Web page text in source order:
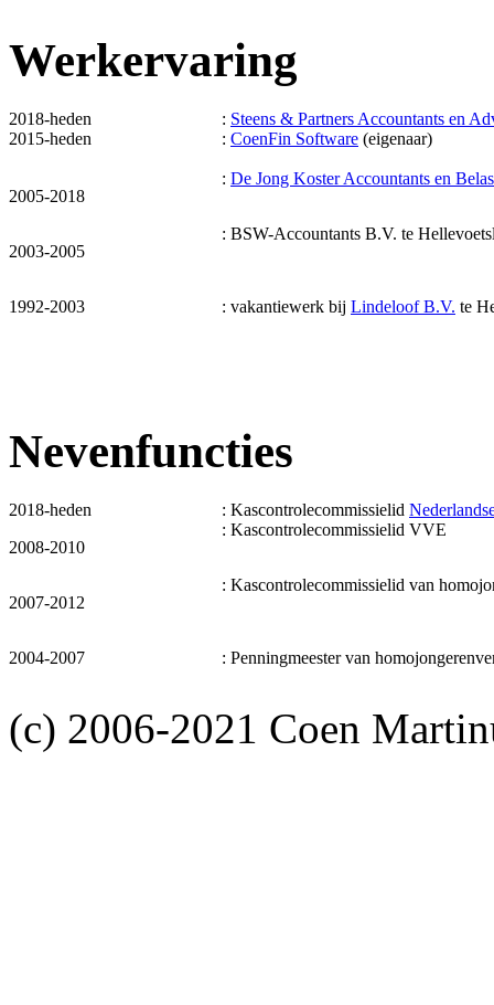
Werkervaring
2018-heden : Steens & Partners Accountants en
2015-heden
: CoenFin Software (eigenaar)
2005-2018
: De Jong Koster Accountants en
2003-2005
: BSW-Accountants B.V. te
1992-2003 : vakantiewerk bij Lindeloof B.V. te
Nevenfuncties
2018-heden : Kascontrolecommissielid
2008-2010
: Kascontrolecommissielid VVE
2007-2012
: Kascontrolecommissielid van
2004-2007 : Penningmeester van
(c) 2006-2021 Coen